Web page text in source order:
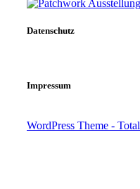
Datenschutz
Impressum
WordPress Theme - Total